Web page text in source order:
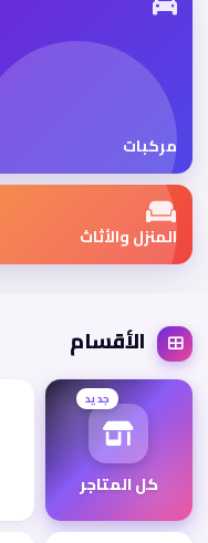
مركبات
المنزل والأثاث
الأقسام
كل المتاجر
جديد